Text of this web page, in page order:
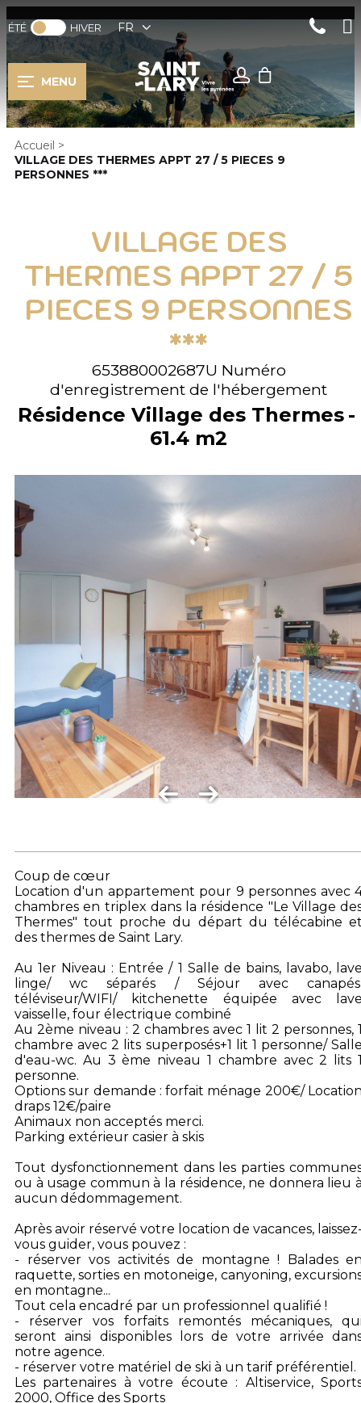
ÉTÉ HIVER FR
MENU
Accueil >
VILLAGE DES THERMES APPT 27 / 5 PIECES 9
PERSONNES ***
VILLAGE DES
THERMES APPT 27 / 5
PIECES 9 PERSONNES
***
653880002687U Numéro
d'enregistrement de l'hébergement
Résidence Village des Thermes
61.4 m2
Coup de cœur
Location d'un appartement pour 9 personnes avec
chambres en triplex dans la résidence "Le Village
Thermes" tout proche du départ du télécabine
des thermes de Saint Lary.
Au 1er Niveau : Entrée / 1 Salle de bains, lavabo,
linge/ wc séparés / Séjour avec
téléviseur/WIFI/ kitchenette équipée avec
vaisselle, four électrique combiné
Au 2ème niveau : 2 chambres avec 1 lit 2 personnes,
chambre avec 2 lits superposés+1 lit 1 personne/
d'eau-wc. Au 3 ème niveau 1 chambre avec 2 lits
personne.
Options sur demande : forfait ménage 200€/
draps 12€/paire
Animaux non acceptés merci.
Parking extérieur casier à skis
Tout dysfonctionnement dans les parties
ou à usage commun à la résidence, ne donnera lieu
aucun dédommagement.
Après avoir réservé votre location de vacances,
vous guider, vous pouvez :
- réserver vos activités de montagne ! Balades
raquette, sorties en motoneige, canyoning,
en montagne...
Tout cela encadré par un professionnel qualifié !
- réserver vos forfaits remontés mécaniques,
seront ainsi disponibles lors de votre arrivée
notre agence.
- réserver votre matériel de ski à un tarif préférentiel.
Les partenaires à votre écoute : Altiservice,
2000, Office des Sports